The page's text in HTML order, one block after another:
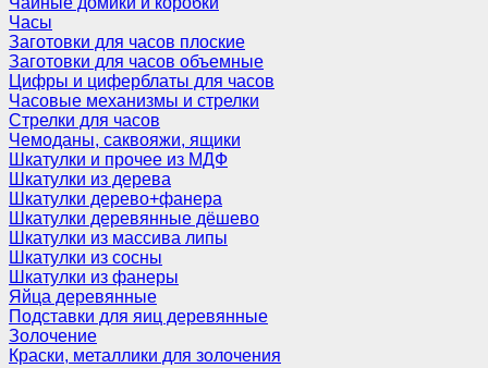
Часы
Заготовки для часов плоские
Заготовки для часов объемные
Цифры и циферблаты для часов
Часовые механизмы и стрелки
Стрелки для часов
Чемоданы, саквояжи, ящики
Шкатулки и прочее из МДФ
Шкатулки из дерева
Шкатулки дерево+фанера
Шкатулки деревянные дёшево
Шкатулки из массива липы
Шкатулки из сосны
Шкатулки из фанеры
Яйца деревянные
Подставки для яиц деревянные
Золочение
Краски, металлики для золочения